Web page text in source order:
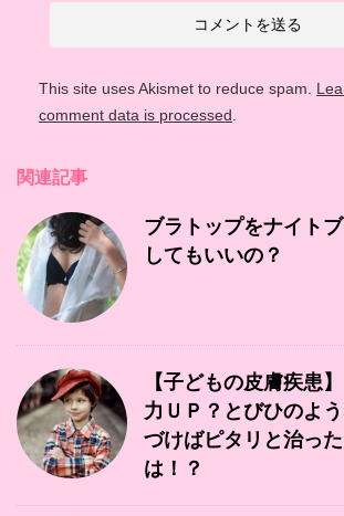
This site uses Akismet to reduce spam.
comment data is processed
関連記事
ブラトップをナイト
してもいいの？
【子どもの皮膚疾患
力ＵＰ？とびひのよ
づけばピタリと治っ
は！？